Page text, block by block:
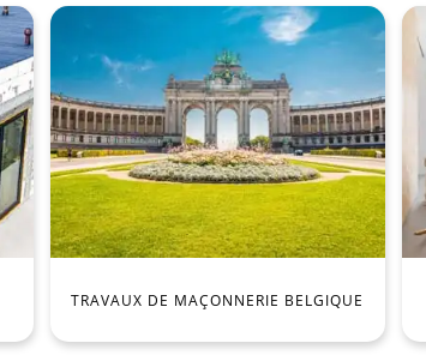
TRAVAUX DE MAÇONNERIE BELGIQUE